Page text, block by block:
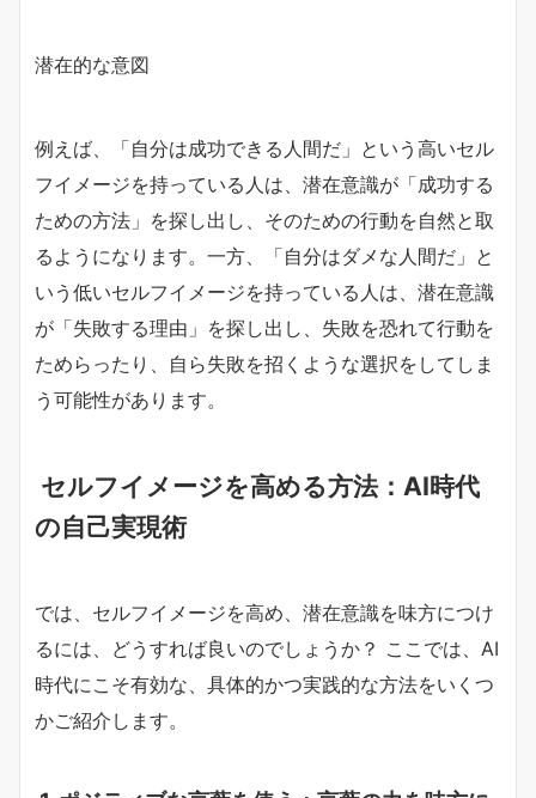
潜在的な意図
例えば、「自分は成功できる人間だ」という高いセル
フイメージを持っている人は、潜在意識が「成功する
ための方法」を探し出し、そのための行動を自然と取
るようになります。一方、「自分はダメな人間だ」と
いう低いセルフイメージを持っている人は、潜在意識
が「失敗する理由」を探し出し、失敗を恐れて行動を
ためらったり、自ら失敗を招くような選択をしてしま
う可能性があります。
セルフイメージを高める方法：AI時代
の自己実現術
では、セルフイメージを高め、潜在意識を味方につけ
るには、どうすれば良いのでしょうか？ ここでは、AI
時代にこそ有効な、具体的かつ実践的な方法をいくつ
かご紹介します。